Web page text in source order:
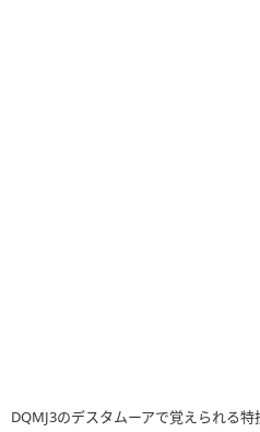
DQMJ3のデスタムーアで覚えられる